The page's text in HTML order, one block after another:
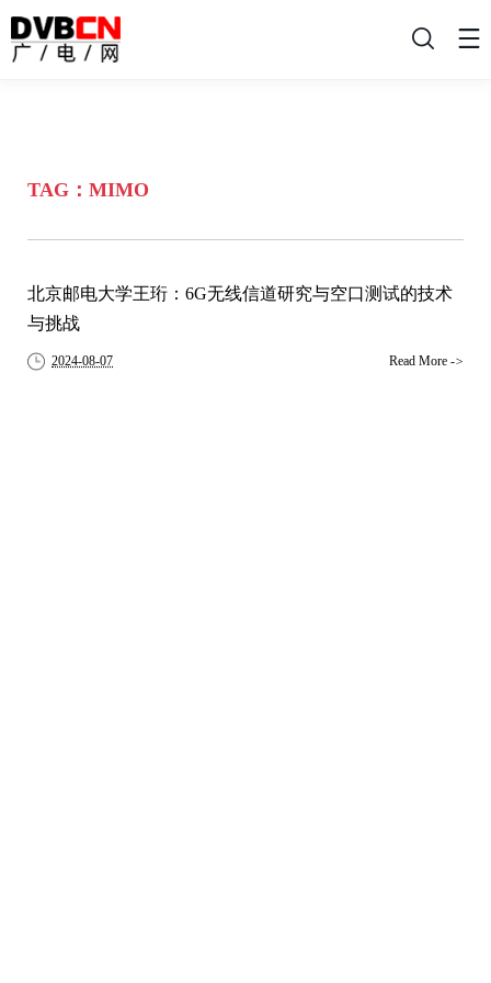
搜
TAG：MIMO
北京邮电大学王珩：6G无线信道研究与空口测试的技术
与挑战
2024-08-07 Read More ->